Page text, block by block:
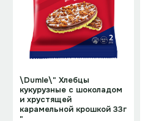
\Dumle\" Хлебцы
кукурузные с шоколадом
и хрустящей
карамельной крошкой 33г
"